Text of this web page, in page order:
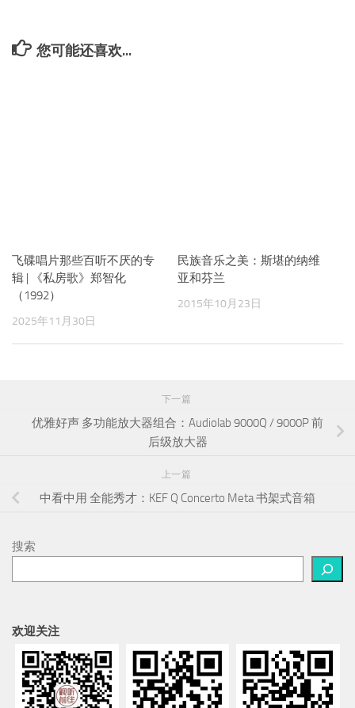
您可能还喜欢...
飞碟唱片那些百听不厌的专
辑 | 《私房歌》郑智化
（1992）
2025年11月30日
民族音乐之美：斯堪的纳维
亚和芬兰
2015年10月23日
下一篇
优雅好声 多功能放大器组合：Audiolab 9000Q / 9000P 前
后级放大器
上一篇
中看中用 全能秀才：KEF Q Concerto Meta 书架式音箱
搜索
欢迎关注